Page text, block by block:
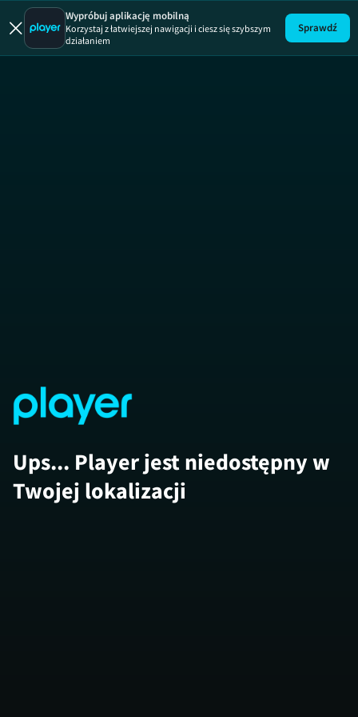
Star
Wypróbuj aplikację mobilną
Korzystaj z łatwiejszej nawigacji i ciesz się szybszym
działaniem
Sprawdź
Ups... Player jest niedostępny w
Twojej lokalizacji